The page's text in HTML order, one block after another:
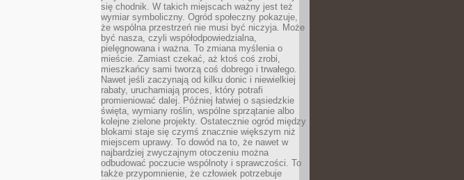
się chodnik. W takich miejscach ważny jest też
wymiar symboliczny. Ogród społeczny pokazuje,
że wspólna przestrzeń nie musi być niczyja. Może
być nasza, czyli współodpowiedzialna,
pielęgnowana i ważna. To zmiana myślenia o
mieście. Zamiast czekać, aż ktoś coś zrobi,
mieszkańcy sami tworzą coś dobrego i trwałego.
Nawet jeśli zaczynają od kilku donic i niewielkiej
rabaty, uruchamiają proces, który potrafi
promieniować dalej. Później łatwiej o sąsiedzkie
święta, wymiany roślin, wspólne sprzątanie albo
kolejne zielone projekty. Ostatecznie ogród między
blokami staje się czymś znacznie większym niż
miejscem uprawy. To dowód na to, że nawet w
najbardziej zwyczajnym otoczeniu można
odbudować poczucie wspólnoty i sprawczości. To
także przypomnienie, że człowiek potrzebuje